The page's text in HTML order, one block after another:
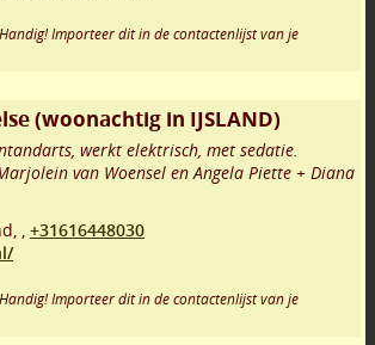
Handig! Importeer dit in de contactenlijst van je
(woonachtig in IJSLAND)
werkt elektrisch, met sedatie.
van Woensel en Angela Piette + Diana
+31616448030
Handig! Importeer dit in de contactenlijst van je